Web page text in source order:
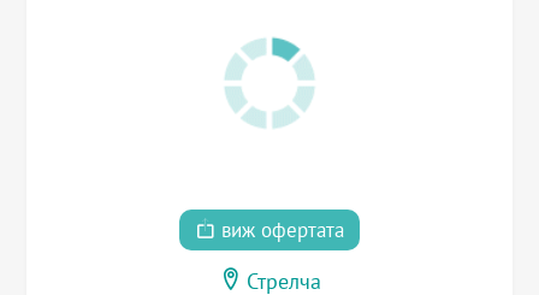
виж офертата
Стрелча